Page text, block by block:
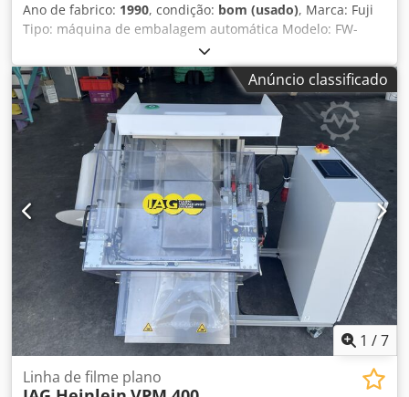
Ano de fabrico: 1990, condição: bom (usado), Marca: Fuji
Tipo: máquina de embalagem automática Modelo: FW-
3400 Ano de construção: 1990 Moldura: aço, lacado
Dimensões: L x L x A = 4.500 x 1.100 x 1.600 mm Largura do
produto: máximo 140 mm Altura do produto: máximo 60
mm Dwodpfx Abofx Sqgsqea Comprimento do produto: 80
- 350 mm (comprimento de corte da gama) Capacidade: 20
- 300 pacotes / minuto Outros: largura da folha até 430
mm armário transformador móvel separado visor digital
com controlos Documentação em inglês as-is ou ajustado
às necessidades do cliente
Anúncio classificado
1 /7
Linha de filme plano